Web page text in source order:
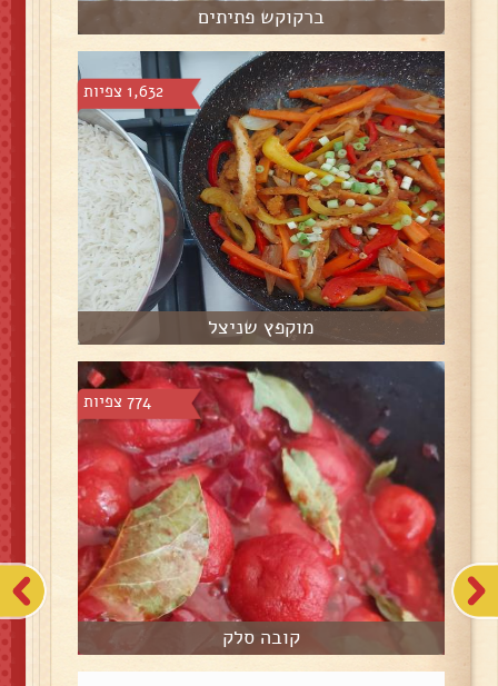
ברקוקש פתיתים
1,632 צפיות
מוקפץ שניצל
774 צפיות
קובה סלק